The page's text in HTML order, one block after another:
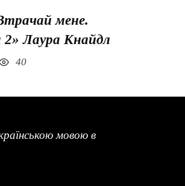
мене.
2» Лаура Кнайдл
40
мовою в